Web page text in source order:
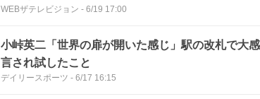
WEBザテレビジョン - 6/19 17:00
小峠英二「世界の扉が開いた感じ」駅の改札で大
言され試したこと
デイリースポーツ - 6/17 16:15